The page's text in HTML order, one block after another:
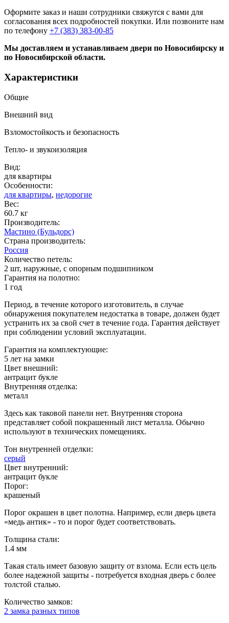
Оформите заказ и наши сотрудники свяжутся с вами для
согласования всех подробностей покупки. Или позвоните нам
по телефону +7 (383) 383-00-85
Мы доставляем и устанавливаем двери по Новосибирску и
по Новосибирской области.
Характеристики
Общие
Внешний вид
Взломостойкость и безопасность
Тепло- и звукоизоляция
Вид:
для квартиры
Особенности:
для квартиры, недорогие
Вес:
60.7 кг
Производитель:
Мастино (Бульдорс)
Страна производитель:
Россия
Количество петель:
2 шт, наружные, с опорным подшипником
Гарантия на полотно:
1 год
Период, в течение которого изготовитель, в случае
обнаружения покупателем недостатка в товаре, должен будет
устранить их за свой счет в течение года. Гарантия действует
при соблюдении условий эксплуатации.
Гарантия на комплектующие:
5 лет на замки
Цвет внешний:
антрацит букле
Внутренняя отделка:
металл
Здесь как таковой панели нет. Внутренняя сторона
представляет собой покрашенный лист металла. Обычно
используют в технических помещениях.
Тон внутренней отделки:
серый
Цвет внутренний:
антрацит букле
Порог:
крашеный
Порог окрашен в цвет полотна. Например, если дверь цвета
«медь антик» - то и порог будет соответствовать.
Толщина стали:
1.4 мм
Такая сталь имеет базовую защиту от взлома. Если есть цель
более надежной защиты - потребуется входная дверь с более
толстой сталью.
Количество замков:
2 замка разных типов